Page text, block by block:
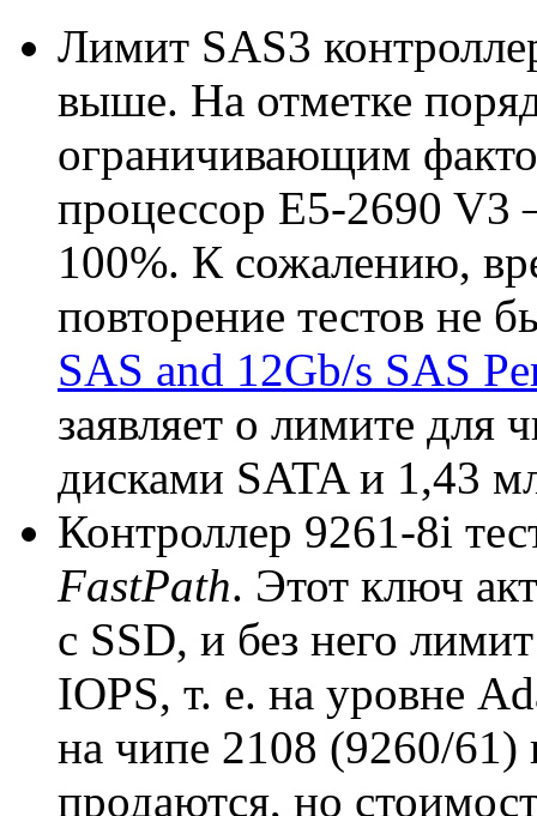
Лимит SAS3
выше. На отметке
ограничивающим
процессор E5-2690 V3
100%. К сожалению,
повторение тестов не
SAS and 12Gb/s SAS
заявляет о лимите для
дисками SATA и 1,43
Контроллер 9261-8i
FastPath. Этот ключ
с SSD, и без него
IOPS, т. е. на уровне
на чипе 2108 (9260/61)
продаются, но